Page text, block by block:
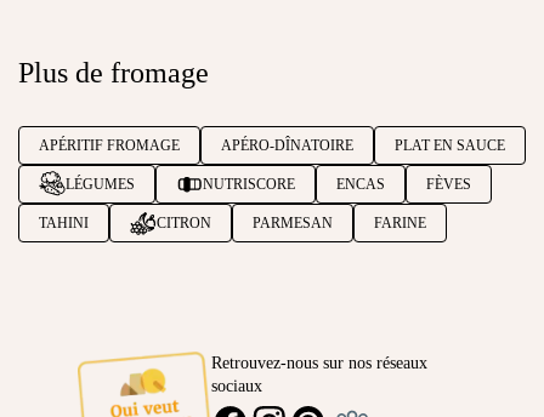
Plus de fromage
APÉRITIF FROMAGE APÉRO-DÎNATOIRE PLAT EN SAUCE
LÉGUMES NUTRISCORE ENCAS FÈVES
TAHINI CITRON PARMESAN FARINE
Retrouvez-nous sur nos réseaux
sociaux
FACEBOOKINSTAGRAMPINTEREST